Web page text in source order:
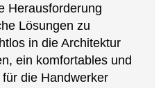
Herausforderung
Lösungen zu
in die Architektur
ein komfortables und
die Handwerker